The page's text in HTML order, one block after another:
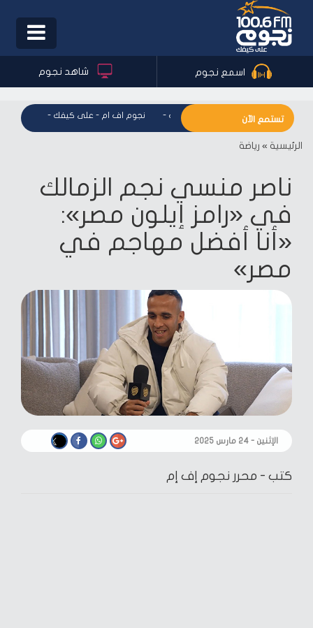
Toggle
اسمع نجوم شاهد نجوم
تستمع الآن - نجوم اف ام - على كيفك -نجوم اف ام - على كيفك نجوم
الرئيسية » رياضة
ناصر منسي نجم الزمالك
في «رامز إيلون مصر»:
«أنا أفضل مهاجم في
مصر»
الإثنين - ٢٤ مارس ٢٠٢٥
كتب - محرر نجوم إف إم